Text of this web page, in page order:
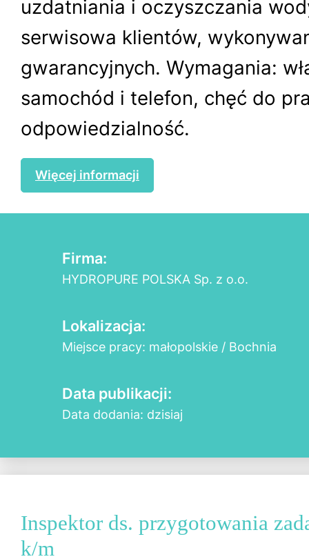
uzdatniania i oczyszczania
serwisowa klientów,
gwarancyjnych. Wymagania:
samochód i telefon, chęć do
odpowiedzialność.
Więcej informacji
Firma:
HYDROPURE POLSKA Sp. z o.o.
Lokalizacja:
Miejsce pracy: małopolskie / Bochnia
Data publikacji:
Data dodania: dzisiaj
Inspektor ds. przygotowania
k/m